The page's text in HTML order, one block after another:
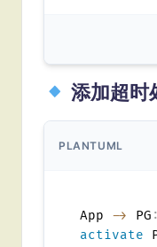
添加超时
PLANTUML
App -> PG :
activate